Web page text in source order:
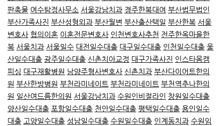
판촉물 여수탐정사무소 서울강남치과 경주한복대여 부산법무법인
부산가족사진 부산성형외과 부산월변 부산출산택일 부산한복 서울
변호사 협의이혼 이혼전문변호사 인천변호사추천 전주한옥마을한
복 서울치과 서울일수 대전일수대출 대구일수대출 인천일수대출 울
산일수대출 광주일수대출 신촌치아교정 대구가족사진 인스타몸캠
피싱 대구재활병원 남양주형사변호사 신촌치과 부산다이어트한의
원 부산한방병원 부천라미네이트 부천라미네이트 부천역추나한의
원 일산여드름한의원 서울강남치과 수원인비절라인 창원일수대출
양산일수대출 포항일수대출 천안일수대출 평택일수대출 용인일수
대출 고양일수대출 성남일수대출 수원일수대출 인계동치과 수원임